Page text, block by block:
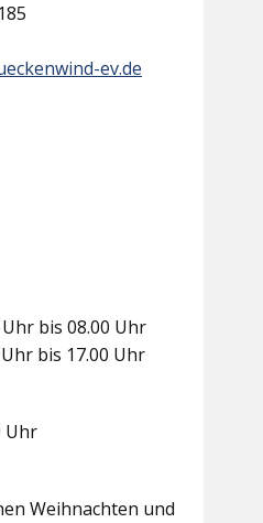
ev.de
bis 08.00 Uhr
bis 17.00 Uhr
Uhr
Weihnachten und